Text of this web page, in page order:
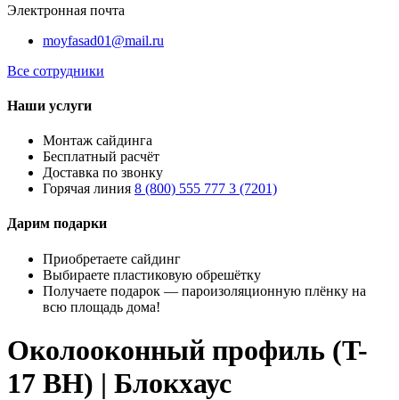
Электронная почта
moyfasad01@mail.ru
Все сотрудники
Наши услуги
Монтаж сайдинга
Бесплатный расчёт
Доставка по звонку
Горячая линия 8 (800) 555 777 3 (7201)
Дарим подарки
Приобретаете сайдинг
Выбираете пластиковую обрешётку
Получаете подарок — пароизоляционную плёнку на
всю площадь дома!
Околооконный профиль (T-
17 BH) | Блокхаус